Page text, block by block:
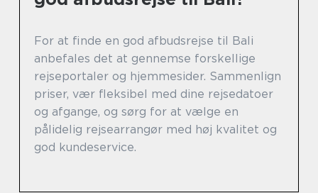
For at finde en god afbudsrejse til Bali
anbefales det at gennemse forskellige
rejseportaler og hjemmesider. Sammenlign
priser, vær fleksibel med dine rejsedatoer
og afgange, og sørg for at vælge en
pålidelig rejsearrangør med høj kvalitet og
god kundeservice.